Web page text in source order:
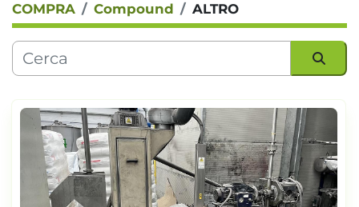
CATEGORIA:
PRODUTTORE:
ANNO
Applicare Cancella
COMPRA Compound ALTRO